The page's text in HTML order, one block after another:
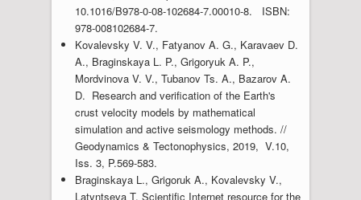
10.1016/B978-0-08-102684-7.00010-8. ISBN:
978-008102684-7.
Kovalevsky V. V., Fatyanov A. G., Karavaev D.
A., Braginskaya L. P., Grigoryuk A. P.,
Mordvinova V. V., Tubanov Ts. A., Bazarov A.
D. Research and verification of the Earth's
crust velocity models by mathematical
simulation and active seismology methods. //
Geodynamics & Tectonophysics, 2019, V.10,
Iss. 3, P.569-583.
Braginskaya L., Grigoruk A., Kovalevsky V.,
Latyntseva T. Scientific Internet resource for the